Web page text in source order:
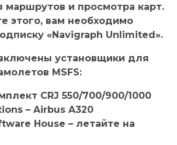
маршрутов и просмотра карт.
этого, вам необходимо
«Navigraph Unlimited».
установщики для
MSFS:
CRJ 550/700/900/1000
– Airbus A320
House – летайте на